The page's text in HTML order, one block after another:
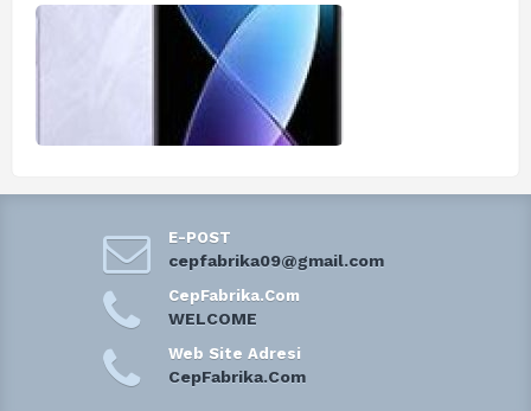
E-POST
cepfabrika09@gmail.com
CepFabrika.Com
WELCOME
Web Site Adresi
CepFabrika.Com